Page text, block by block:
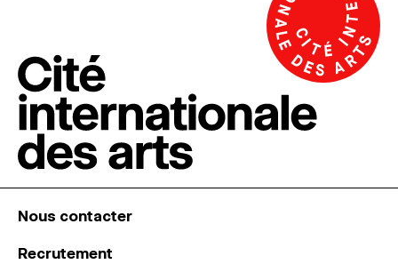
Nous contacter
Recrutement